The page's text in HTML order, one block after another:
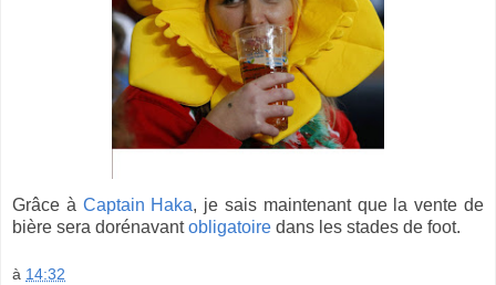
Grâce à Captain Haka, je sais maintenant que la vente de
bière sera dorénavantobligatoire dans les stades de foot.
à 14:32